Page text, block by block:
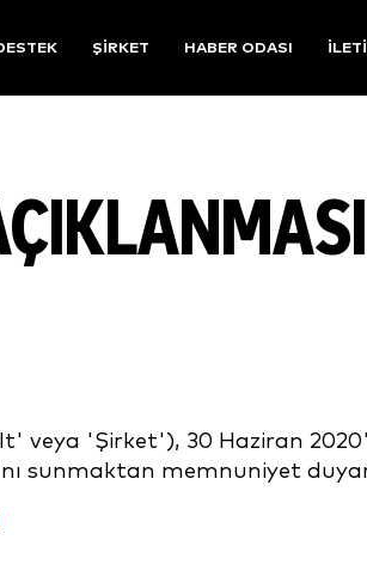
ŞIRKET HABER ODASI
veya 'Şirket'), 30 Haziran
sunmaktan memnuniyet